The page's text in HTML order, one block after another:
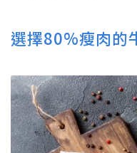
選擇80%瘦肉的